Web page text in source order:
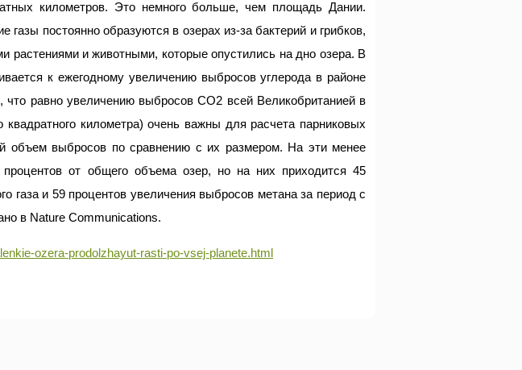
километров. Это немного больше, чем площадь Дании.
газы постоянно образуются в озерах из-за бактерий и грибков,
растениями и животными, которые опустились на дно озера. В
к ежегодному увеличению выбросов углерода в районе
что равно увеличению выбросов CO2 всей Великобританией в
километра) очень важны для расчета парниковых
объем выбросов по сравнению с их размером. На эти менее
от общего объема озер, но на них приходится 45
газа и 59 процентов увеличения выбросов метана за период с
в Nature Communications.
ozera-prodolzhayut-rasti-po-vsej-planete.html